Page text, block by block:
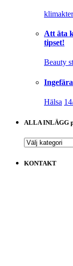
Att äta
tipset!
Beauty
Hälsa
ALLA INLÄGG
ALLA
på
KONTAKT